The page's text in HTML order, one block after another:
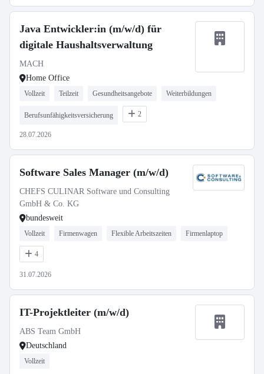
Java Entwickler:in (m/w/d) für
digitale Haushaltsverwaltung
MACH
Home Office
Vollzeit Teilzeit Gesundheitsangebote Weiterbildungen
Berufsunfähigkeitsversicherung 2
28.07.2026
Software Sales Manager (m/w/d)
CHEFS CULINAR Software und Consulting
GmbH & Co. KG
bundesweit
Vollzeit Firmenwagen Flexible Arbeitszeiten Firmenlaptop
4
31.07.2026
IT-Projektleiter (m/w/d)
ABS Team GmbH
Deutschland
Vollzeit